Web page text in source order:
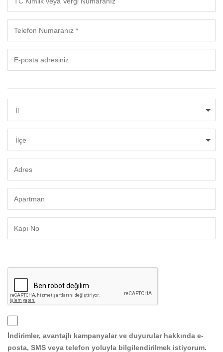
İl
İlçe
İndirimler, avantajlı kampanyalar ve duyurular hakkında e-
posta, SMS veya telefon yoluyla bilgilendirilmek istiyorum.